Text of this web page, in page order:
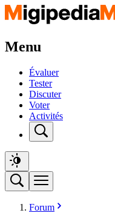
Menu
Évaluer
Tester
Discuter
Voter
Activités
Forum